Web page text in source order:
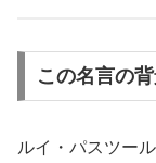
この名言の
ルイ・パスツー